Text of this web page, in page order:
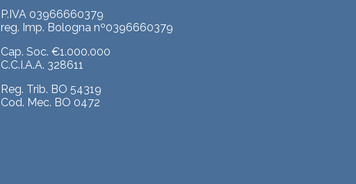
P.IVA 03966660379
reg. Imp. Bologna nº0396660379
Cap. Soc. €1.000.000
C.C.I.A.A. 328611
Reg. Trib. BO 54319
Cod. Mec. BO 0472